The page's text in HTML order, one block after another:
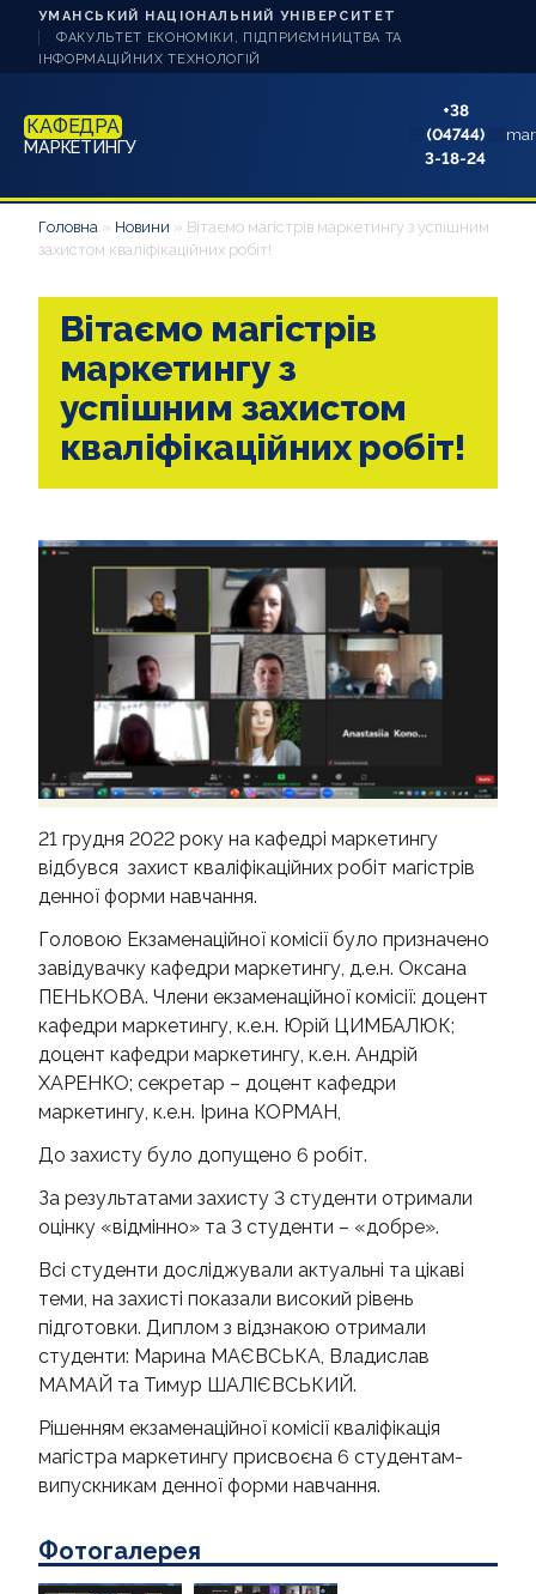
УМАНСЬКИЙ НАЦІОНАЛЬНИЙ УНІВЕРСИТЕТ
ФАКУЛЬТЕТ ЕКОНОМІКИ, ПІДПРИЄМНИЦТВА ТА
ІНФОРМАЦІЙНИХ ТЕХНОЛОГІЙ
КАФЕДРА
МАРКЕТИНГУ
+38
(04744)
3-18-24
НОВИНИ
СТУДЕНТУ
АБІТУРІЄНТУ
НАУКОВА РОБОТА
КОНТАКТИ
Головна » Новини » Вітаємо магістрів маркетингу з успішним
захистом кваліфікаційних робіт!
Вітаємо магістрів
маркетингу з
успішним захистом
кваліфікаційних робіт!
21 грудня 2022 року на кафедрі маркетингу
відбувся захист кваліфікаційних робіт магістрів
денної форми навчання.
Головою Екзаменаційної комісії було призначено
завідувачку кафедри маркетингу, д.е.н. Оксана
ПЕНЬКОВА. Члени екзаменаційної комісії: доцент
кафедри маркетингу, к.е.н. Юрій ЦИМБАЛЮК;
доцент кафедри маркетингу, к.е.н. Андрій
ХАРЕНКО; секретар – доцент кафедри
маркетингу, к.е.н. Ірина КОРМАН,
До захисту було допущено 6 робіт.
За результатами захисту 3 студенти отримали
оцінку «відмінно» та 3 студенти – «добре».
Всі студенти досліджували актуальні та цікаві
теми, на захисті показали високий рівень
підготовки. Диплом з відзнакою отримали
студенти: Марина МАЄВСЬКА, Владислав
МАМАЙ та Тимур ШАЛІЄВСЬКИЙ.
Рішенням екзаменаційної комісії кваліфікація
магістра маркетингу присвоєна 6 студентам-
випускникам денної форми навчання.
Фотогалерея